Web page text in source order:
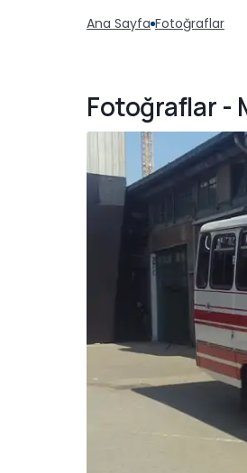
Ana Sayfa Fotoğraflar
Fotoğraflar -